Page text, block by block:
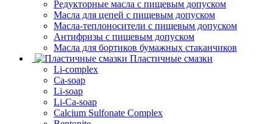
Редукторные масла с пищевым допуском
Масла для цепей с пищевым допуском
Масла-теплоносители с пищевым допуском
Антифризы с пищевым допуском
Масла для бортиков бумажных стаканчиков
Пластичные смазки
Li-complex
Ca-soap
Li-soap
Li-Ca-soap
Calcium Sulfonate Complex